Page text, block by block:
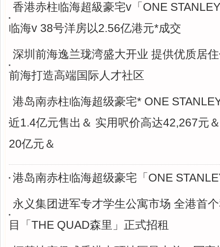
香港赤柱临海超級豪宅v「ONE
临海v 38号洋房以2.56亿港元*成交
深圳前海逸兰珑湾盛大开业 提供优质居
前海打造高端国际人才社区
港岛南赤柱临海超级豪宅* ONE
近1.4亿元售出＆ 实用呎价高达42,267元
20亿元＆
港岛南赤柱临海超级豪宅「ONE
永义集团进军专才学生公寓市场 全港首
目「THE QUAD森里」正式招租